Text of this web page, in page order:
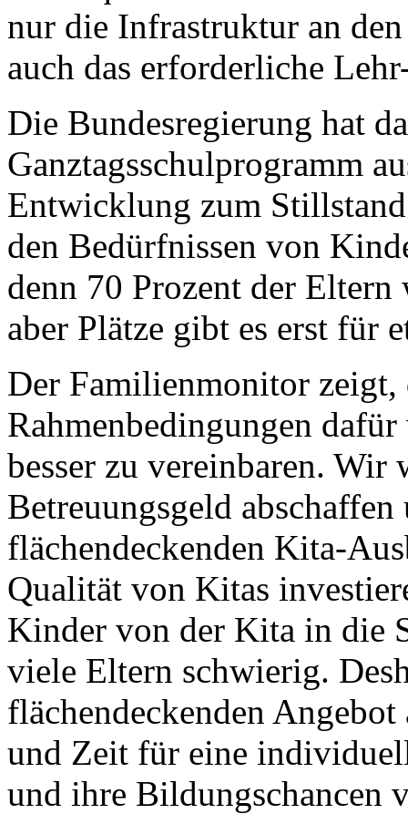
nur die Infrastruktur an
auch das erforderliche
Die Bundesregierung hat
Ganztagsschulprogramm
Entwicklung zum
den Bedürfnissen von
denn 70 Prozent der Eltern
aber Plätze gibt es erst für
Der Familienmonitor zeigt,
Rahmenbedingungen
besser zu vereinbaren. Wir
Betreuungsgeld
flächendeckenden Kita-
Qualität von Kitas
Kinder von der Kita in die
viele Eltern schwierig.
flächendeckenden
und Zeit für eine
und ihre Bildungschancen